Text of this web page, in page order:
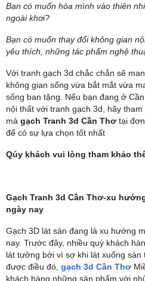
Bạn có muốn hòa mình vào thiên
ngoài khơi?
Bạn có muốn thay đổi không gian
yêu thích, những tác phẩm nghệ
Với tranh gạch 3d chắc chắn sẽ
không gian sống vừa bắt mắt vừa
sống ban tặng. Nếu bạn đang ở
nội thất với tranh gạch 3d, hãy
mà gạch Tranh 3d Cần Thơ tại
để có sự lựa chọn tốt nhất
Qúy khách vui lòng tham khảo
Gạch Tranh 3d Cần Thơ-xu
ngày nay
Gạch 3D lát sàn đang là xu hướng
nay. Trước đây, nhiều quý khách
lát tưởng bởi vì sợ khi lát xuống sàn
được điều đó, gạch 3d Cần Thơ
khách hàng những sản phẩm với